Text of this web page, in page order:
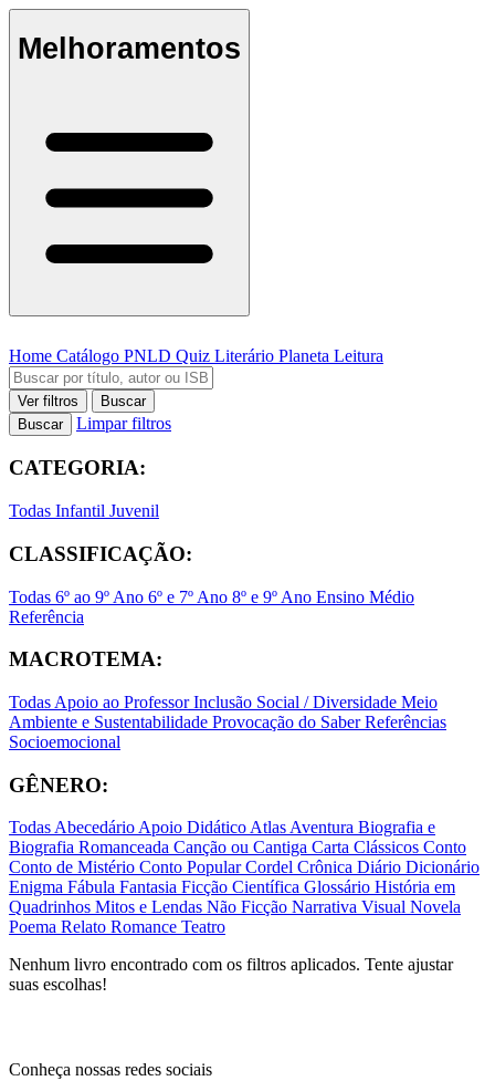
Melhoramentos
Home Catálogo PNLD Quiz Literário Planeta Leitura
Ver filtros
Buscar
Buscar
Limpar filtros
CATEGORIA:
Todas Infantil Juvenil
CLASSIFICAÇÃO:
Todas 6º ao 9º Ano 6º e 7º Ano 8º e 9º Ano Ensino Médio
Referência
MACROTEMA:
Todas Apoio ao ProfessorInclusão Social / Diversidade Meio
Ambiente e Sustentabilidade Provocação do SaberReferências
Socioemocional
GÊNERO:
TodasAbecedárioApoio DidáticoAtlasAventura Biografia e
Biografia Romanceada Canção ou Cantiga Carta Clássicos Conto
Conto de Mistério Conto PopularCordel Crônica Diário Dicionário
Enigma Fábula Fantasia Ficção Científica Glossário História em
Quadrinhos Mitos e Lendas Não Ficção Narrativa Visual Novela
Poema Relato Romance Teatro
Nenhum livro encontrado com os filtros aplicados. Tente ajustar
suas escolhas!
Conheça nossas redes sociais